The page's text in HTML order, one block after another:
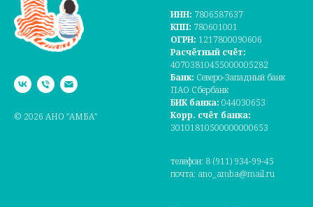
© 2026 АНО "АМБА"
ИНН: 7806587637
КПП: 780601001
ОГРН: 1217800090606
Расчётный счёт:
40703810455000005282
Банк: Северо-Западный банк
ПАО Сбербанк
БИК банка: 044030653
Корр. счёт банка:
30101810500000000653
телефон: 8 (911) 934-99-45
почта: ano_amba@mail.ru